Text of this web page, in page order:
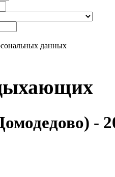
данных
-